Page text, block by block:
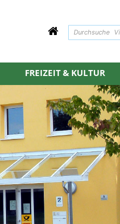
FREIZEIT & KULTUR